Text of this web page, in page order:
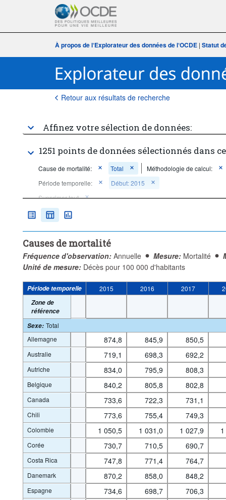
À propos de l‘Explorateur des données de l‘OCDE | Statut
Retour aux résultats de recherche
Affinez votre sélection de données:
1251 points de données sélectionnés dans
Cause de mortalité: Total
Méthodologie de calcul:
Période temporelle:
Début: 2015
Supprimer tout
Causes de mortalité
Fréquence d'observation: Annuelle Mesure: Mortalité
Unité de mesure: Décès pour 100 000 d'habitants
Période temporelle 2015 2016 2017
Zone de
référence
Sexe: Total
Allemagne
874,8 845,9 850,5
Australie 719,1 698,3 692,2
Autriche 834,0 795,9 808,3
Belgique 840,2 805,8 802,8
Canada 733,6 722,3 731,1
Chili 773,6 755,4 749,3
Colombie 1 050,5 1 031,0 1 027,9
Corée 730,7 710,5 690,7
Costa Rica 747,8 771,4 764,7
Danemark 870,2 858,0 848,2
Espagne 734,6 698,7 706,3